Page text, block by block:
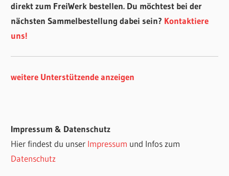
direkt zum FreiWerk bestellen. Du möchtest bei der
nächsten Sammelbestellung dabei sein? Kontaktiere
uns!
weitere Unterstützende anzeigen
Impressum & Datenschutz
Hier findest du unser Impressum und Infos zum
Datenschutz